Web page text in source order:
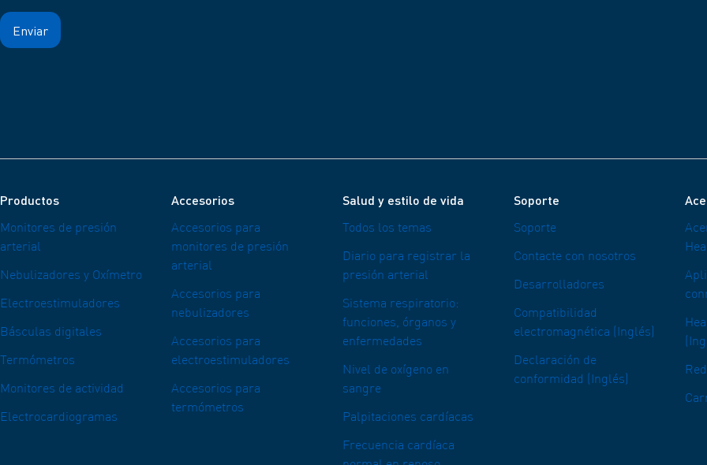
Productos
Monitores de presión
arterial
Nebulizadores y Oxímetro
Electroestimuladores
Básculas digitales
Termómetros
Monitores de actividad
Electrocardiogramas
Accesorios
Accesorios para
monitores de presión
arterial
Accesorios para
nebulizadores
Accesorios para
electroestimuladores
Accesorios para
termómetros
Salud y estilo de vida
Todos los temas
Diario para registrar la
presión arterial
Sistema respiratorio:
funciones, órganos y
enfermedades
Nivel de oxígeno en
sangre
Palpitaciones cardíacas
Frecuencia cardíaca
Soporte
Soporte
Contacte con nosotros
Desarrolladores
Compatibilidad
electromagnética (Inglés)
Declaración de
conformidad (Inglés)